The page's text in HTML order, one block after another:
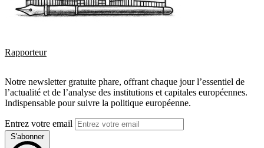
Rapporteur
Notre newsletter gratuite phare, offrant chaque jour l’essentiel de
l’actualité et de l’analyse des institutions et capitales européennes.
Indispensable pour suivre la politique européenne.
Entrez votre email
S'abonner